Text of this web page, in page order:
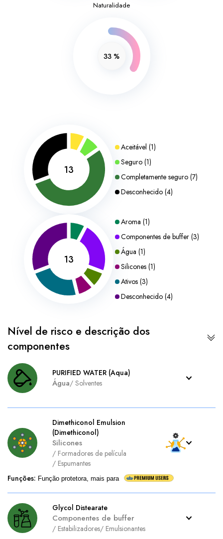
Naturalidade
33 %
13
Aceitável (1)
Seguro (1)
Completamente seguro (7)
Desconhecido (4)
13
Aroma (1)
Componentes de buffer (3)
Água (1)
Silicones (1)
Ativos (3)
Desconhecido (4)
Nível de risco e descrição dos
componentes
PURIFIED WATER (Aqua)
Água/ Solventes
Dimethiconol Emulsion
(Dimethiconol)
Silicones
/ Formadores de película
/ Espumantes
Funções: Função protetora, mais para
Glycol Distearate
Componentes de buffer
/ Estabilizadores/ Emulsionantes